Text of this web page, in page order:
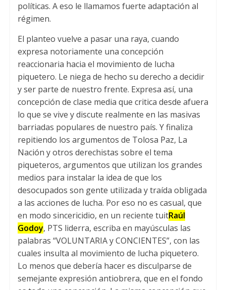
políticas. A eso le llamamos fuerte adaptación al
régimen.
El planteo vuelve a pasar una raya, cuando
expresa notoriamente una concepción
reaccionaria hacia el movimiento de lucha
piquetero. Le niega de hecho su derecho a decidir
y ser parte de nuestro frente. Expresa así, una
concepción de clase media que critica desde afuera
lo que se vive y discute realmente en las masivas
barriadas populares de nuestro país. Y finaliza
repitiendo los argumentos de Tolosa Paz, La
Nación y otros derechistas sobre el tema
piqueteros, argumentos que utilizan los grandes
medios para instalar la idea de que los
desocupados son gente utilizada y traída obligada
a las acciones de lucha. Por eso no es casual, que
en modo sincericidio, en un reciente tuitRaúl
Godoy, PTS liderra, escriba en mayúsculas las
palabras “VOLUNTARIA y CONCIENTES”, con las
cuales insulta al movimiento de lucha piquetero.
Lo menos que debería hacer es disculparse de
semejante expresión antiobrera, que en el fondo